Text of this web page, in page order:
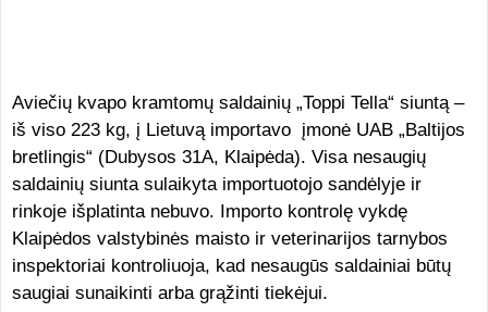
Aviečių kvapo kramtomų saldainių „Toppi Tella“ siuntą –
iš viso 223 kg, į Lietuvą importavo įmonė UAB „Baltijos
bretlingis“ (Dubysos 31A, Klaipėda). Visa nesaugių
saldainių siunta sulaikyta importuotojo sandėlyje ir
rinkoje išplatinta nebuvo. Importo kontrolę vykdę
Klaipėdos valstybinės maisto ir veterinarijos tarnybos
inspektoriai kontroliuoja, kad nesaugūs saldainiai būtų
saugiai sunaikinti arba grąžinti tiekėjui.